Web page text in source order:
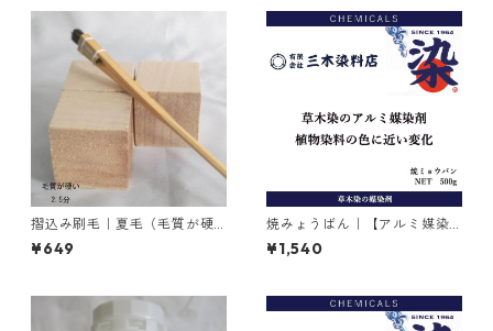
摺込み刷毛｜夏毛（毛質が硬
い）2.5分
¥649
焼みょうばん｜【アルミ媒染
剤】｜500g｜焼ミョウバン
¥1,540